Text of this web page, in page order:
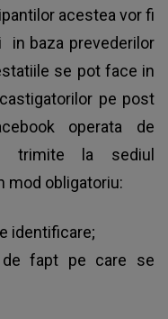
acestea vor fi
in baza prevederilor
se pot face in
pe post
operata de
trimite la sediul
mod obligatoriu:
identificare;
de fapt pe care se